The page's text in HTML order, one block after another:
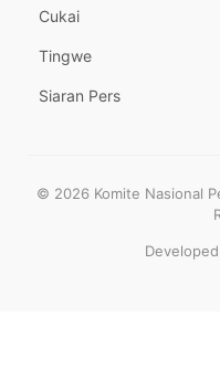
Cukai
Tingwe
Siaran Pers
© 2026 Komite Nasional